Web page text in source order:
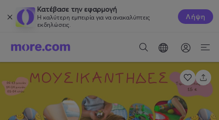
Κατέβασε την εφαρμογή
Η καλύτερη εμπειρία για να ανακαλύπτεις
εκδηλώσεις.
Λήψη